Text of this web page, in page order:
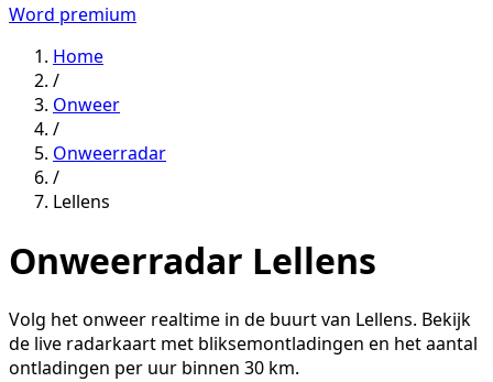
Word premium
Home
/
Onweer
/
Onweerradar
/
Lellens
Onweerradar Lellens
Volg het onweer realtime in de buurt van Lellens. Bekijk
de live radarkaart met bliksemontladingen en het aantal
ontladingen per uur binnen 30 km.